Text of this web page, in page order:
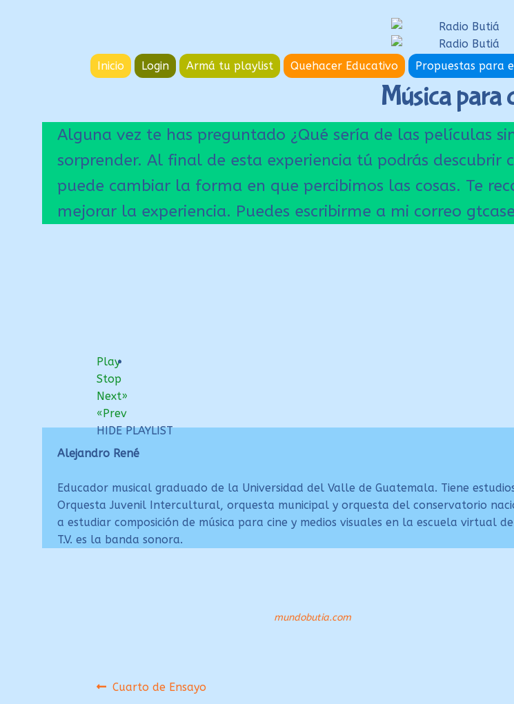
la
navegación
contenido
Inicio Login Armá tu playlist Quehacer Educativo Propuestas para
Música para
Alguna vez te has preguntado ¿Qué sería de las películas
sorprender. Al final de esta experiencia tú podrás descubrir
puede cambiar la forma en que percibimos las cosas. Te
mejorar la experiencia. Puedes escribirme a mi correo
Play
Stop
Next»
«Prev
HIDE PLAYLIST
Alejandro René
Educador musical graduado de la Universidad del Valle de Guatemala. Tiene
Orquesta Juvenil Intercultural, orquesta municipal y orquesta del conservatorio
a estudiar composición de música para cine y medios visuales en la escuela virtual
T.V. es la banda sonora.
mundobutia.com
Navegación
Anterior:
Cuarto de Ensayo